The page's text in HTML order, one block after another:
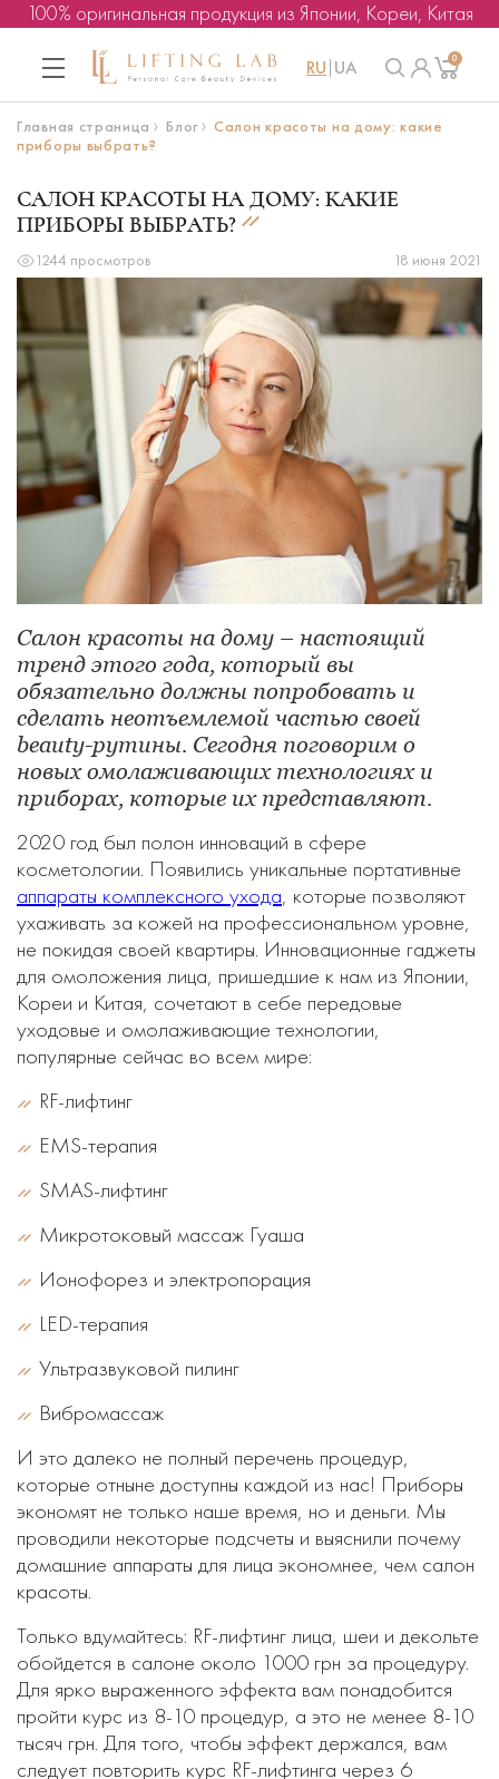
100% оригинальная продукция из Японии, Кореи, Китая
RU UA 0
Главная страница Блог
Салон красоты на дому: какие
приборы выбрать?
САЛОН КРАСОТЫ НА ДОМУ: КАКИЕ
ПРИБОРЫ ВЫБРАТЬ?
1244 просмотров 18 июня 2021
Салон красоты на дому – настоящий
тренд этого года, который вы
обязательно должны попробовать и
сделать неотъемлемой частью своей
beauty-рутины. Сегодня поговорим о
новых омолаживающих технологиях и
приборах, которые их представляют.
2020 год был полон инноваций в сфере
косметологии. Появились уникальные портативные
аппараты комплексного ухода , которые позволяют
ухаживать за кожей на профессиональном уровне,
не покидая своей квартиры. Инновационные гаджеты
для омоложения лица, пришедшие к нам из Японии,
Кореи и Китая, сочетают в себе передовые
уходовые и омолаживающие технологии,
популярные сейчас во всем мире:
RF-лифтинг
EMS-терапия
SMAS-лифтинг
Микротоковый массаж Гуаша
Ионофорез и электропорация
LED-терапия
Ультразвуковой пилинг
Вибромассаж
И это далеко не полный перечень процедур,
которые отныне доступны каждой из нас! Приборы
экономят не только наше время, но и деньги. Мы
проводили некоторые подсчеты и выяснили почему
домашние аппараты для лица экономнее, чем салон
красоты.
Только вдумайтесь: RF-лифтинг лица, шеи и декольте
обойдется в салоне около 1000 грн за процедуру.
Для ярко выраженного эффекта вам понадобится
пройти курс из 8-10 процедур, а это не менее 8-10
тысяч грн. Для того, чтобы эффект держался, вам
следует повторить курс RF-лифтинга через 6